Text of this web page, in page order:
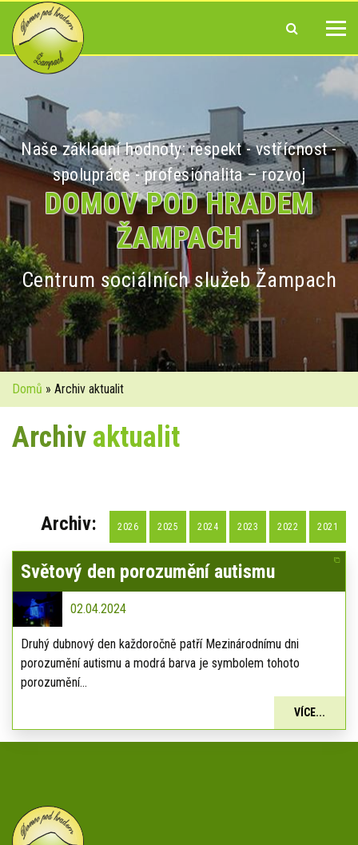
Naše základní hodnoty: respekt - vstřícnost -
spolupráce - profesionalita – rozvoj
DOMOV POD HRADEM
ŽAMPACH
Centrum sociálních služeb Žampach
Domů » Archiv aktualit
Archiv aktualit
Archiv: 2026 2025 2024 2023 2022 2021
Světový den porozumění autismu
02.04.2024
Druhý dubnový den každoročně patří Mezinárodnímu dni
porozumění autismu a modrá barva je symbolem tohoto
porozumění...
VÍCE...